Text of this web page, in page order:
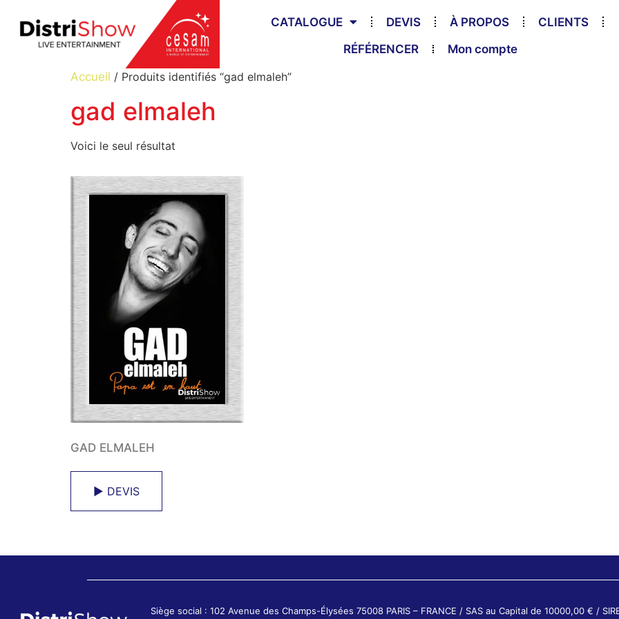
CATALOGUE DEVIS À PROPOS
CLIENTS
RÉFÉRENCER
Mon compte
Accueil / Produits identifiés “gad elmaleh”
gad elmaleh
Voici le seul résultat
GAD ELMALEH
► DEVIS
Siège social : 102 Avenue des Champs-Élysées 75008 PARIS – FRANCE / SAS au Capital de 10000,00 € /